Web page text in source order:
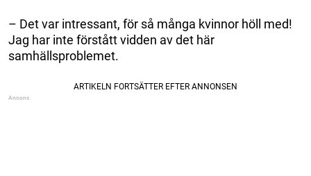
– Det var intressant, för så många kvinnor höll med!
Jag har inte förstått vidden av det här
samhällsproblemet.